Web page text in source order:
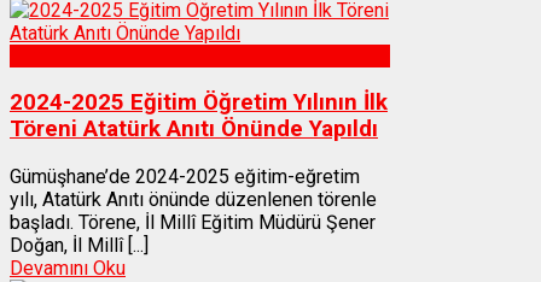
2024-2025 Eğitim Öğretim Yılının İlk
Töreni Atatürk Anıtı Önünde Yapıldı
Gümüşhane’de 2024-2025 eğitim-eğretim
yılı, Atatürk Anıtı önünde düzenlenen törenle
başladı. Törene, İl Millî Eğitim Müdürü Şener
Doğan, İl Millî [...]
Devamını Oku